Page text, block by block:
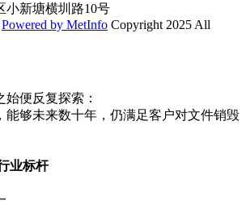
小新塘横圳路10号
Powered by MetInfo Copyright 2025 All
便反复探索：
能够未来数十年，仍满足客户对文件销毁
业标杆